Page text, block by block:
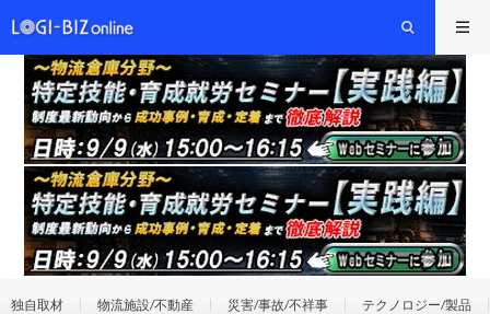
独自取材 物流施設/不動産 災害/事故/不祥事 テクノロジー/製品